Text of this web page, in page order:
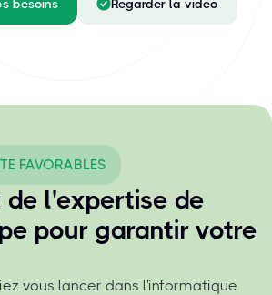
besoins Regarder la vidéo
FAVORABLES
de l'expertise de
pour garantir votre
vous lancer dans l'informatique